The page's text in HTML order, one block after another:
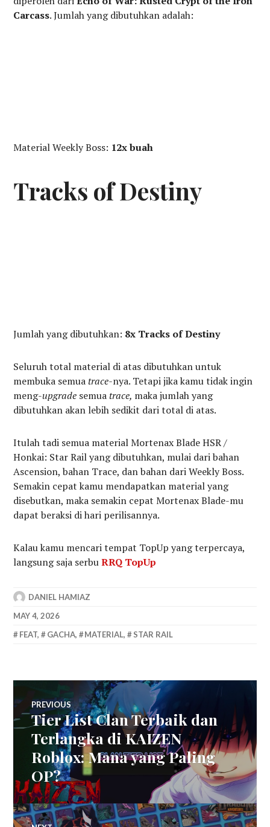
Carcass. Jumlah yang dibutuhkan adalah:
Material Weekly Boss: 12x buah
Tracks of Destiny
Jumlah yang dibutuhkan: 8x Tracks of Destiny
Seluruh total material di atas dibutuhkan untuk
membuka semuatrace-nya. Tetapi jika kamu tidak ingin
meng-upgrade semuatrace, maka jumlah yang
dibutuhkan akan lebih sedikit dari total di atas.
Itulah tadi semua material Mortenax Blade HSR /
Honkai: Star Rail yang dibutuhkan, mulai dari bahan
Ascension, bahan Trace, dan bahan dari Weekly Boss.
Semakin cepat kamu mendapatkan material yang
disebutkan, maka semakin cepat Mortenax Blade-mu
dapat beraksi di hari perilisannya.
Kalau kamu mencari tempat TopUp yang terpercaya,
langsung saja serbuRRQ TopUp
DANIEL HAMIAZ
MAY 4, 2026
FEAT, GACHA, MATERIAL, STAR RAIL
Post
navigation
PREVIOUS
Previous
post:
Tier List Clan Terbaik dan
Terlangka di KAIZEN
Roblox: Mana yang Paling
OP?